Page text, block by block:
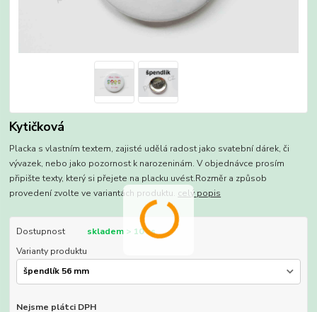
Kytičková
Placka s vlastním textem, zajisté udělá radost jako svatební dárek, či
vývazek, nebo jako pozornost k narozeninám. V objednávce prosím
připište texty, který si přejete na placku uvést.Rozměr a způsob
provedení zvolte ve variantách produktu. celý popis
Dostupnost
skladem > 10 ks
Varianty produktu
Nejsme plátci DPH